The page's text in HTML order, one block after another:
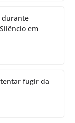
durante
em
fugir da